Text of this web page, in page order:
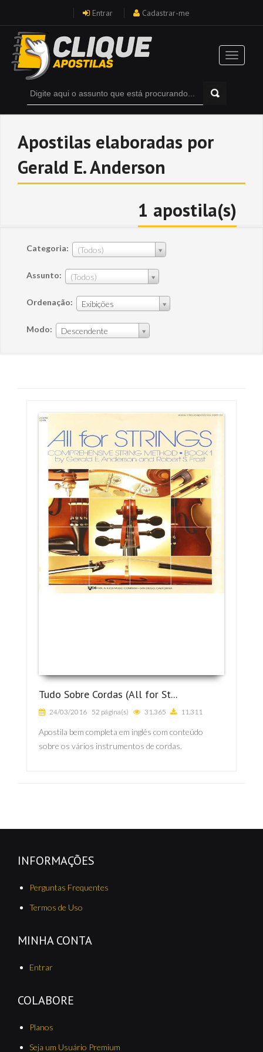
Entrar Cadastrar-me
Apostilas elaboradas por
Gerald E. Anderson
1 apostila(s)
Categoria: (Todos)
Assunto: (Todos)
Ordenação: Exibições
Modo: Descendente
Tudo Sobre Cordas (All for St...
24/03/2016 52 página(s) 31.365 11.311
Apostila bem completa em inglês com conteúdo
sobre os vários instrumentos de cordas.
INFORMAÇÕES
Perguntas Frequentes
Termos de Uso
MINHA CONTA
Entrar
COLABORE
Planos
Seja um Usuário Premium